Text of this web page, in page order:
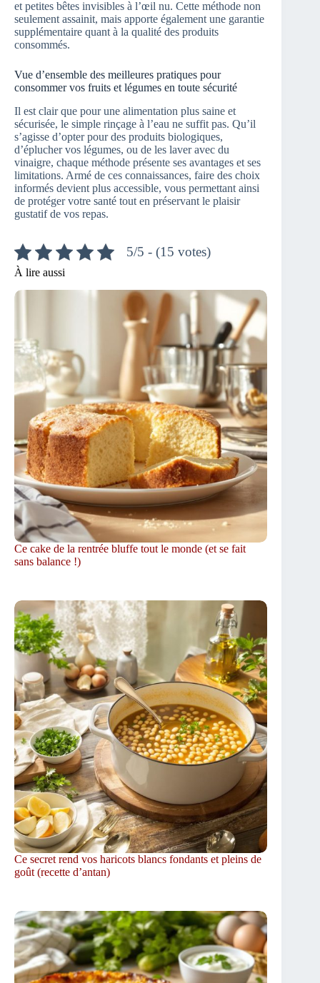
et petites bêtes invisibles à l’œil nu. Cette méthode non
seulement assainit, mais apporte également une garantie
supplémentaire quant à la qualité des produits
consommés.
Vue d’ensemble des meilleures pratiques pour
consommer vos fruits et légumes en toute sécurité
Il est clair que pour une alimentation plus saine et
sécurisée, le simple rinçage à l’eau ne suffit pas. Qu’il
s’agisse d’opter pour des produits biologiques,
d’éplucher vos légumes, ou de les laver avec du
vinaigre, chaque méthode présente ses avantages et ses
limitations. Armé de ces connaissances, faire des choix
informés devient plus accessible, vous permettant ainsi
de protéger votre santé tout en préservant le plaisir
gustatif de vos repas.
5/5 - (15 votes)
À lire aussi
Ce cake de la rentrée bluffe tout le monde (et se fait
sans balance !)
Ce secret rend vos haricots blancs fondants et pleins de
goût (recette d’antan)